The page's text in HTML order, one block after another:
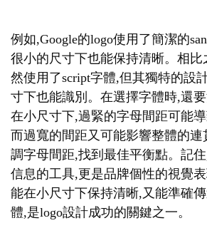
例如,Google的logo使用了簡潔的
很小的尺寸下也能保持清晰。相比
然使用了script字體,但其獨特的設
寸下也能識別。在選擇字體時,還要
在小尺寸下,過緊的字母間距可能
而過寬的間距又可能影響整體的連
調字母間距,找到最佳平衡點。記
信息的工具,更是品牌個性的視覺
能在小尺寸下保持清晰,又能準確
體,是logo設計成功的關鍵之一。